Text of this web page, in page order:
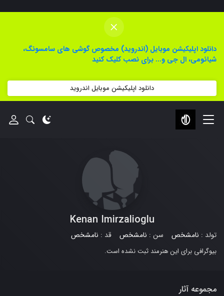
×
دانلود اپلیکیشن موبایل (اندروید) مخصوص گوشی های سامسونگ،
شیائومی، ال جی و... برای نصب کلیک کنید
دانلود اپلیکیشن موبایل اندروید
Kenan Imirzalioglu
تولد : نامشخص سن : نامشخص قد : نامشخص
بیوگرافی برای این هنرمند ثبت نشده است.
مجموعه آثار